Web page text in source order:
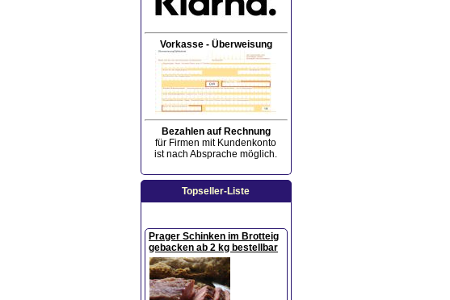
Vorkasse - Überweisung
Bezahlen auf Rechnung
für Firmen mit Kundenkonto
ist nach Absprache möglich.
Topseller-Liste
Prager Schinken im Brotteig
gebacken ab 2 kg bestellbar